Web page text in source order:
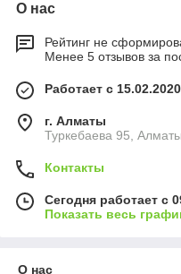
О нас
Рейтинг не
Менее 5 отзывов за
Работает с 15.02.2020
г. Алматы
Туркебаева 95,
Контакты
Сегодня работает с
Показать весь
О нас